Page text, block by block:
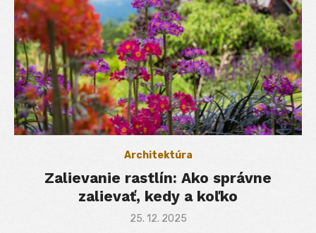
Architektúra
Zalievanie rastlín: Ako správne
zalievať, kedy a koľko
Posted
25. 12. 2025